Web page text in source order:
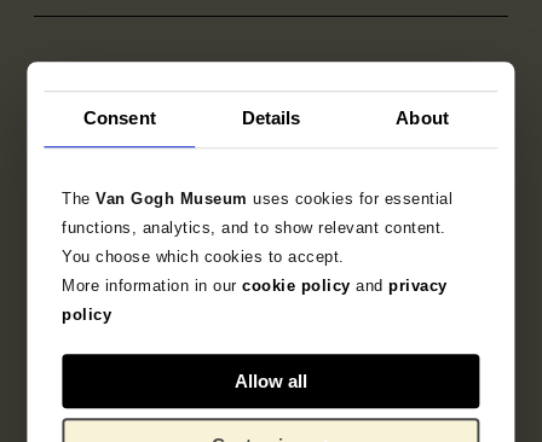
Consent Details About
TheVan Gogh Museumuses cookies for essential
functions, analytics, and to show relevant content.
You choose which cookies to accept.
More information in ourcookie policy andprivacy
policy
Allow all